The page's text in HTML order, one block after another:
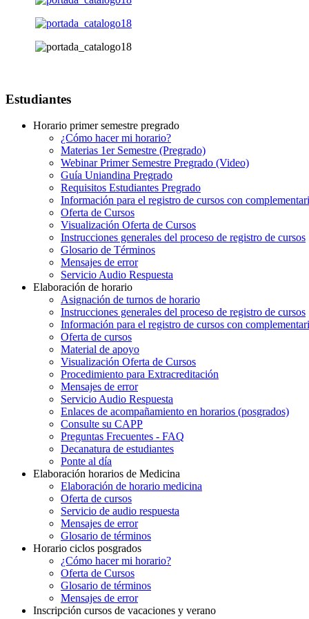
Estudiantes
Horario primer semestre pregrado
¿Cómo hacer mi horario?
Materias 1er Semestre (Pregrado)
Webinar Primer Semestre Pregrado (Video)
Guía Uniandina Pregrado
Requisitos Estudiantes Pregrado
Información para el registro de cursos con
Oferta de Cursos
Visualización Oferta de Cursos
Instrucciones generales del proceso de registro de cursos
Glosario de Términos
Mensajes de error
Servicio Audio Respuesta
Elaboración de horario
Asignación de turnos de horario
Instrucciones generales del proceso de registro de cursos
Información para el registro de cursos con
Oferta de cursos
Material de apoyo
Visualización Oferta de Cursos
Procedimiento para Extracreditación
Mensajes de error
Servicio Audio Respuesta
Enlaces de acompañamiento en horarios (posgrados)
Consulte su CAPP
Preguntas Frecuentes - FAQ
Decanatura de estudiantes
Ponte al día
Elaboración horarios de Medicina
Elaboración de horario medicina
Oferta de cursos
Servicio de audio respuesta
Mensajes de error
Glosario de términos
Horario ciclos posgrados
¿Cómo hacer mi horario?
Oferta de Cursos
Glosario de términos
Mensajes de error
Inscripción cursos de vacaciones y verano